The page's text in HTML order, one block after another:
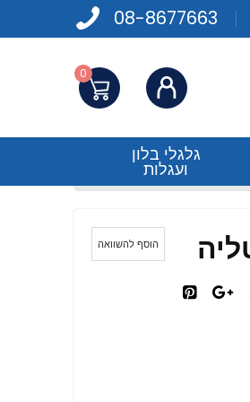
08-8677663
התחברות 0
גלגלי בלון
ועגלות
הוסף להשוואה